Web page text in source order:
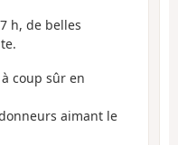
h, de belles
coup sûr en
aimant le